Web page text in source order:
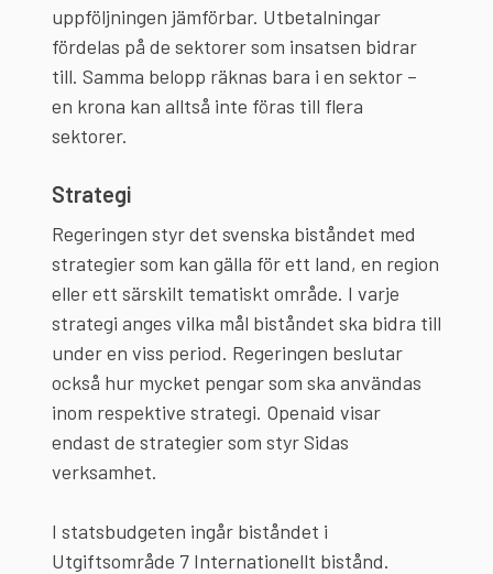
uppföljningen jämförbar. Utbetalningar
fördelas på de sektorer som insatsen bidrar
till. Samma belopp räknas bara i en sektor –
en krona kan alltså inte föras till flera
sektorer.
Strategi
Regeringen styr det svenska biståndet med
strategier som kan gälla för ett land, en region
eller ett särskilt tematiskt område. I varje
strategi anges vilka mål biståndet ska bidra till
under en viss period. Regeringen beslutar
också hur mycket pengar som ska användas
inom respektive strategi. Openaid visar
endast de strategier som styr Sidas
verksamhet.
I statsbudgeten ingår biståndet i
Utgiftsområde 7 Internationellt bistånd.